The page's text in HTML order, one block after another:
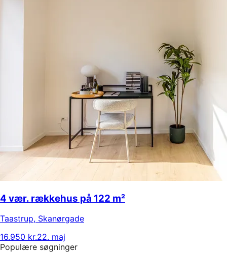
4 vær. rækkehus på 122 m²
Taastrup, Skanørgade
16.950 kr.22. maj
Populære søgninger